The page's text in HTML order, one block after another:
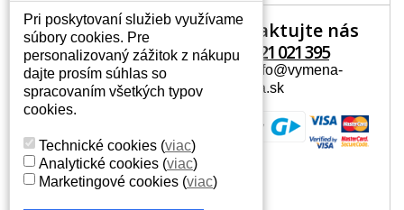
DISPLEJ PRE SVOJ NOTEBOOK?
Displej je možné dohľadať podľa modelu
notebooku, ktorý je uvedený na spodnej
strane notebooku na štítku alebo pod
batériou. Býva tiež znázornený na
rámčeku alebo pri klávesnici. V prípade,
že máte displej demontovaný, dohľadáte
to vďaka modelovému označeniu z
displeja, ktoré sa nachádza na štítku pri
EAN kóde.
Váš účet
Váš účet
Osobné informácie
Adresy
Kontaktujte nás
+421 221 021 395
Mail: info@vymena-
displeja.sk
Pri poskytovaní služieb využívame
súbory cookies. Pre
personalizovaný zážitok z nákupu
dajte prosím súhlas so
spracovaním všetkých typov
cookies.
Technické cookies (viac)
Analytické cookies (viac)
Marketingové cookies (viac)